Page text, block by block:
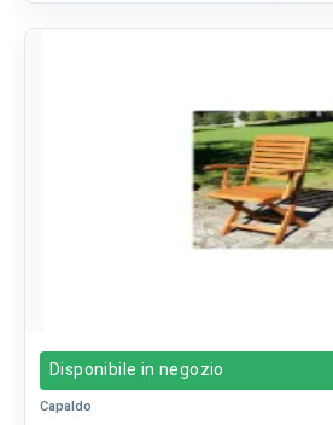
Disponibile in negozio
Capaldo